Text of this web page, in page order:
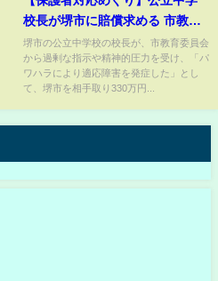
校長が堺市に賠償求める 市教委
の指示「パワハラにあたり適応
障害発症した」提訴
堺市の公立中学校の校長が、市教育委員会
から過剰な指示や精神的圧力を受け、「パ
ワハラにより適応障害を発症した」とし
て、堺市を相手取り330万円...